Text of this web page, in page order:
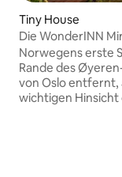
Tiny House
Die WonderINN
Norwegens erste
Rande des
von Oslo entfernt,
wichtigen